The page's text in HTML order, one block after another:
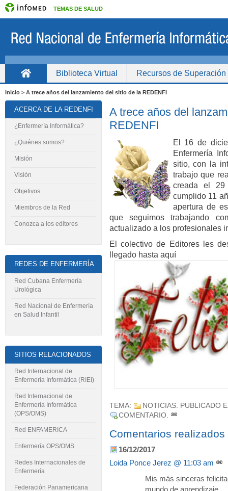
TEMAS DE SALUD
Biblioteca Virtual Recursos de Superación
Seguridad Portal de la Enfermería Cubana
Inicio > A trece años del lanzamiento del sitio de la REDENFI
A trece años del
REDENFI
El 16 de
Enfermería
sitio, con la
trabajo que
creada el
cumplido 11
apertura de
que seguimos trabajando
actualizado a los profesionales
El colectivo de Editores les
llegado hasta aquí
TEMA: NOTICIAS. PUBLICADO
COMENTARIO.
Comentarios realizados
16/12/2017
Loida Ponce Jerez @ 11:03 am
Mis más sinceras
ACERCA DE LA REDENFI
¿Enfermería Informática?
¿Quiénes somos?
Misión
Visión
Objetivos
Miembros de la Red
Conozca a los editores
REDES DE ENFERMERÍA
Red Cubana Enfermería
Urológica
Red Nacional de Enfermería
en Salud Infantil
SITIOS RELACIONADOS
Red Internacional de
Enfermería Informática (RIEI)
Red Internacional de
Enfermería Informática
(OPS/OMS)
Red ENFAMERICA
Enfermería OPS/OMS
Redes Internacionales de
Enfermería
Federación Panamericana